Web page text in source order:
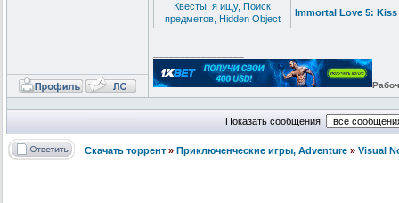
Квесты, я ищу, Поиск
предметов, Hidden Object
Immortal Love 5:
Показать сообщения:
Скачать торрент » Приключенческие игры, Adventure » Visual